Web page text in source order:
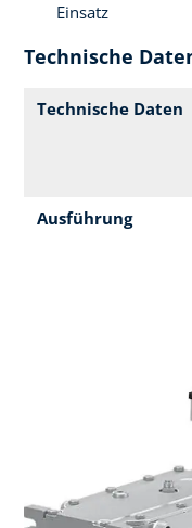
Einsatz
Technische
Technische Daten
Ausführung